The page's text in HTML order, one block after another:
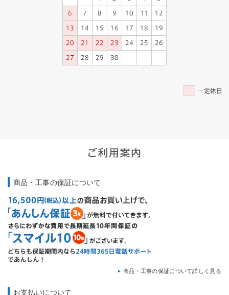
商品・工事の保証について
商品・工事の保証について詳しく見る
お支払いについて